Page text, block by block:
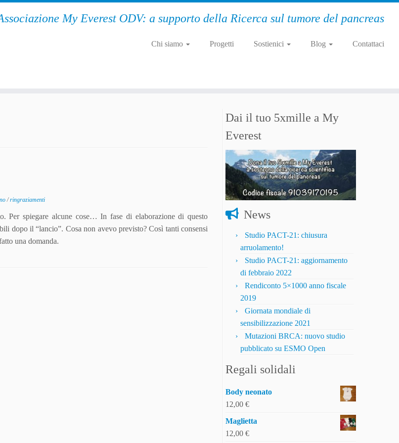
My Everest ODV: a supporto della Ricerca sul tumore del pancreas
Chi siamo Progetti Sostienici Blog Contattaci
/ringraziamenti
Per spiegare alcune cose… In fase di elaborazione di questo
dopo il “lancio”. Cosa non avevo previsto? Così tanti consensi
una domanda.
Dai il tuo 5xmille a My
Everest
News
Studio PACT-21: chiusura
arruolamento!
Studio PACT-21: aggiornamento
di febbraio 2022
Rendiconto 5×1000 anno fiscale
2019
Giornata mondiale di
sensibilizzazione 2021
Mutazioni BRCA: nuovo studio
pubblicato su ESMO Open
Regali solidali
Body neonato
12,00 €
Maglietta
12,00 €